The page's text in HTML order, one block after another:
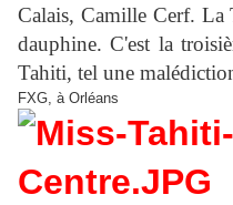
Calais, Camille Cerf. La
dauphine. C'est la
Tahiti, tel une
FXG, à Orléans